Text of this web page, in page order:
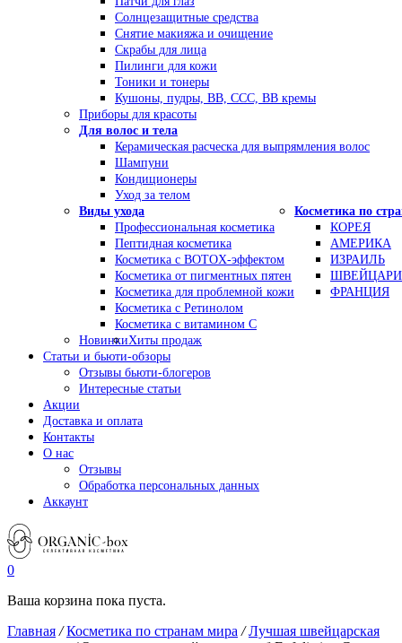
Солнцезащитные средства
Снятие макияжа и очищение
Скрабы для лица
Пилинги для кожи
Тоники и тонеры
Кушоны, пудры, ВВ, ССС, ВВ кремы
Приборы для красоты
Для волос и тела
Керамическая расческа для выпрямления волос
Шампуни
Кондиционеры
Уход за телом
Виды ухода
Профессиональная косметика
Пептидная косметика
Косметика с BOTOX-эффектом
Косметика от пигментных пятен
Косметика для проблемной кожи
Косметика с Ретинолом
Косметика с витамином С
Косметика по
КОРЕЯ
АМЕРИКА
ИЗРАИЛЬ
ФРАНЦИЯ
НовинкиХиты продаж
Статьи и бьюти-обзоры
Отзывы бьюти-блогеров
Интересные статьи
Акции
Доставка и оплата
Контакты
О нас
Отзывы
Обработка персональных данных
Аккаунт
0
Ваша корзина пока пуста.
Главная /Косметика по странам мира /Лучшая швейцарская